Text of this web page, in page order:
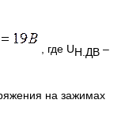
, где UН.ДВ –
на зажимах